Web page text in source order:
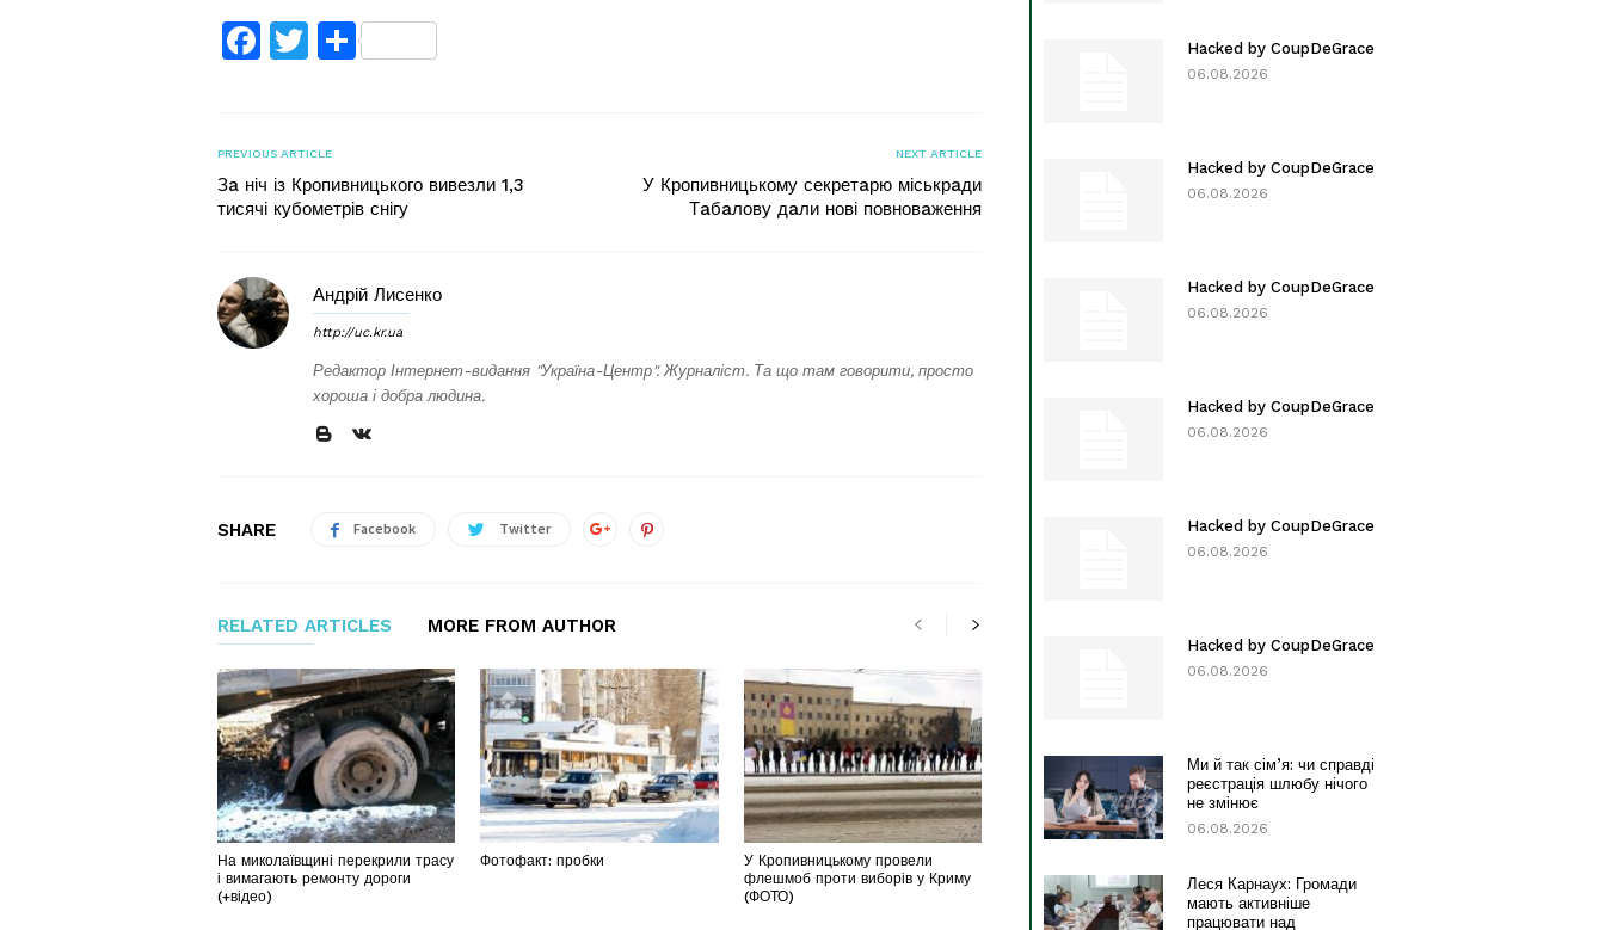
Facebook
TwitterПоділитися
PREVIOUS ARTICLE
Зa ніч із Кропивницького вивезли 1,3
тисячі кубометрів снігу
NEXT ARTICLE
У Кропивницькому секретaрю міськрaди
Тaбaлову дaли нові повновaження
Андрій Лисенко
http://uc.kr.ua
Редактор Інтернет-видання "Україна-Центр". Журналіст. Та що там говорити, просто
хороша і добра людина.
SHARE Facebook Twitter
RELATED ARTICLES MORE FROM AUTHOR
На миколаївщині перекрили трасу
і вимагають ремонту дороги
(+відео)
Фотофакт: пробки
У Кропивницькому провели
флешмоб проти виборів у Криму
(ФОТО)
Hacked by CoupDeGrace
06.08.2026
Hacked by CoupDeGrace
06.08.2026
Hacked by CoupDeGrace
06.08.2026
Hacked by CoupDeGrace
06.08.2026
Hacked by CoupDeGrace
06.08.2026
Hacked by CoupDeGrace
06.08.2026
Ми й так сім’я: чи справді
реєстрація шлюбу нічого
не змінює
06.08.2026
Леся Карнаух: Громади
мають активніше
працювати над